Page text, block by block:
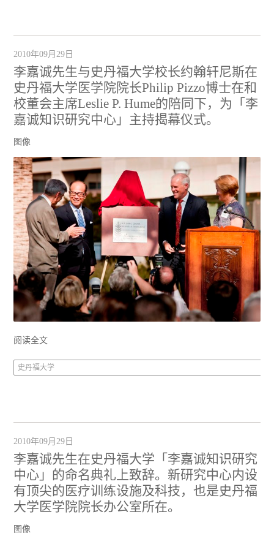
2010年09月29日
李嘉诚先生与史丹福大学校长约翰轩尼斯在
史丹福大学医学院院长Philip Pizzo博士在和
校董会主席Leslie P. Hume的陪同下，为「李
嘉诚知识研究中心」主持揭幕仪式。
图像
阅读全文
史丹福大学
2010年09月29日
李嘉诚先生在史丹福大学「李嘉诚知识研究
中心」的命名典礼上致辞。新研究中心内设
有顶尖的医疗训练设施及科技，也是史丹福
大学医学院院长办公室所在。
图像